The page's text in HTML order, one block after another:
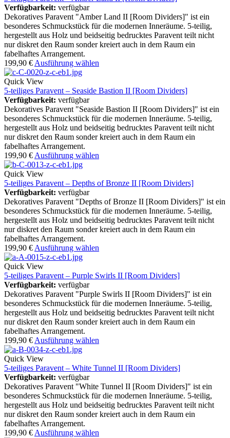
Verfügbarkeit: verfügbar
Dekoratives Paravent "Amber Land II [Room Dividers]" ist ein
besonderes Schmuckstück für die modernen Inneräume. 5-teilig,
hergestellt aus Holz und beidseitig bedrucktes Paravent teilt nicht
nur diskret den Raum sonder kreiert auch in dem Raum ein
fabelhaftes Arrangement.
199,90 € Ausführung wählen
Quick View
5-teiliges Paravent – Seaside Bastion II [Room Dividers]
Verfügbarkeit: verfügbar
Dekoratives Paravent "Seaside Bastion II [Room Dividers]" ist ein
besonderes Schmuckstück für die modernen Inneräume. 5-teilig,
hergestellt aus Holz und beidseitig bedrucktes Paravent teilt nicht
nur diskret den Raum sonder kreiert auch in dem Raum ein
fabelhaftes Arrangement.
199,90 € Ausführung wählen
Quick View
5-teiliges Paravent – Depths of Bronze II [Room Dividers]
Verfügbarkeit: verfügbar
Dekoratives Paravent "Depths of Bronze II [Room Dividers]" ist ein
besonderes Schmuckstück für die modernen Inneräume. 5-teilig,
hergestellt aus Holz und beidseitig bedrucktes Paravent teilt nicht
nur diskret den Raum sonder kreiert auch in dem Raum ein
fabelhaftes Arrangement.
199,90 € Ausführung wählen
Quick View
5-teiliges Paravent – Purple Swirls II [Room Dividers]
Verfügbarkeit: verfügbar
Dekoratives Paravent "Purple Swirls II [Room Dividers]" ist ein
besonderes Schmuckstück für die modernen Inneräume. 5-teilig,
hergestellt aus Holz und beidseitig bedrucktes Paravent teilt nicht
nur diskret den Raum sonder kreiert auch in dem Raum ein
fabelhaftes Arrangement.
199,90 € Ausführung wählen
Quick View
5-teiliges Paravent – White Tunnel II [Room Dividers]
Verfügbarkeit: verfügbar
Dekoratives Paravent "White Tunnel II [Room Dividers]" ist ein
besonderes Schmuckstück für die modernen Inneräume. 5-teilig,
hergestellt aus Holz und beidseitig bedrucktes Paravent teilt nicht
nur diskret den Raum sonder kreiert auch in dem Raum ein
fabelhaftes Arrangement.
199,90 € Ausführung wählen